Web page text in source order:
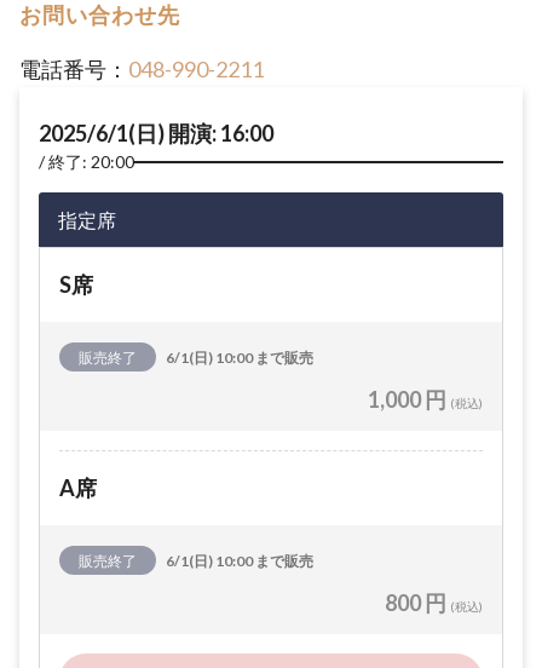
お問い合わせ先
電話番号： 048-990-2211
2025/6/1(日) 開演: 16:00
終了: 20:00
指定席
S席
販売終了 6/1(日) 10:00 まで販売
1,000 円 (税込)
A席
販売終了 6/1(日) 10:00 まで販売
800 円 (税込)